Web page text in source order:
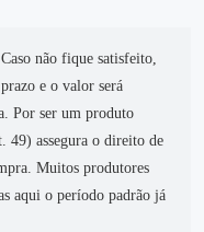
. Caso não fique satisfeito,
e o valor será
Por ser um produto
49) assegura o direito de
Muitos produtores
aqui o período padrão já